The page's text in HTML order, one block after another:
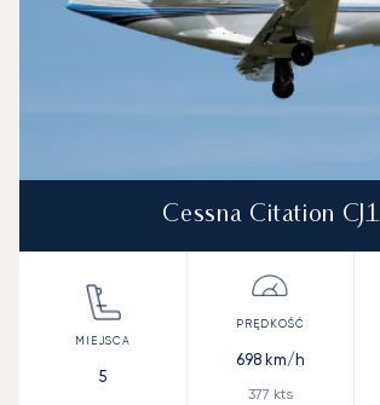
Cessna Citation CJ1
5
698km/h
377 kts